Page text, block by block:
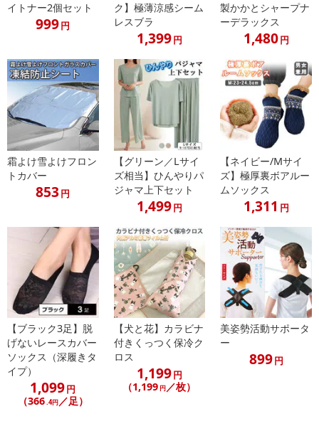
合がございます。ご了承下さい。
・実際の商品と画面上の色は異なる場合がありますので、ご了承
・売価・デザイン・カラー・素材・仕様・付属品等は改良の為予
告無く変更される場合がございます。
注意事項
【賞味・消費期限のある商品について】
商品到着時点でのお日持ち期間は、配送日数などにより異なります
のでご了承ください。
※お申込み後のキャンセルはお受けできません。
記載されている内容を必ずご確認いただき、お届けする商品セット
にご納得いただきましたうえでお申し込みください。
※パッケージ変更や商品リニューアル(成分など含む)等により、参考
の掲載画像や画像内のバーコードなど、お届け商品と多少異なる場
合がございます。
また、[新たな加工食品の原料原産地表示制度]の経過措置期間の終
了により、商品詳細内に記載の原産国・原材料の表記が旧表記の場
合がございます。
あらかじめご了承いただいた上でお申込みください。なお、本理由
によるお申込み後のキャンセル・返品交換は対応いたしかねます。
イトナー2個セット
999円
ク】極薄涼感シーム
レスブラ
1,399円
製かかとシャープナ
ーデラックス
1,480円
霜よけ雪よけフロン
トカバー
853円
【グリーン／Lサイ
ズ相当】ひんやりパ
ジャマ上下セット
1,499円
【ネイビー/Mサイ
ズ】極厚裏ボアルー
ムソックス
1,311 円
【ブラック3足】脱
げないレースカバー
ソックス（深履きタ
イプ）
1,099円
（366.4円／足）
【犬と花】カラビナ
付きくっつく保冷ク
ロス
1,199円
（1,199 円／枚）
美姿勢活動サポータ
ー
899円